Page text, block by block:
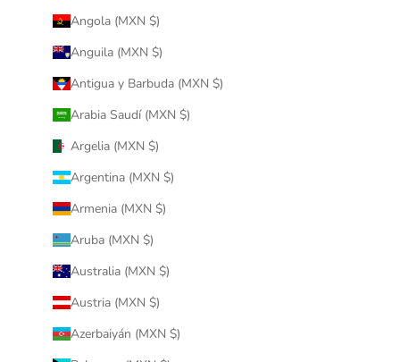
Angola (MXN $)
Anguila (MXN $)
Antigua y Barbuda (MXN $)
Arabia Saudí (MXN $)
Argelia (MXN $)
Argentina (MXN $)
Armenia (MXN $)
Aruba (MXN $)
Australia (MXN $)
Austria (MXN $)
Azerbaiyán (MXN $)